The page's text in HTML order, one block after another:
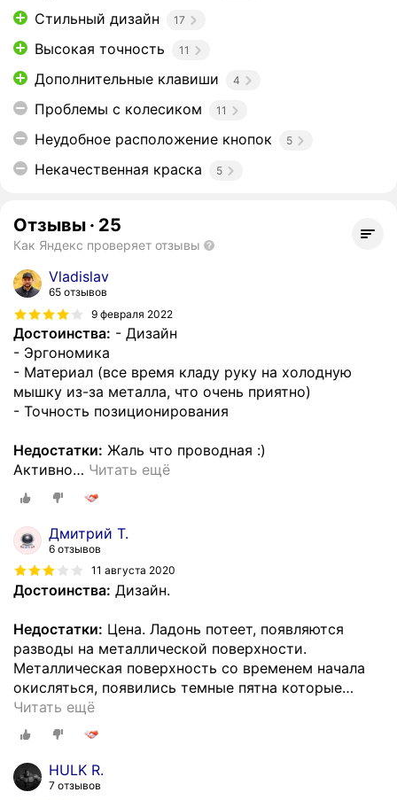
Стильный дизайн 17
Высокая точность 11
Дополнительные клавиши 4
Проблемы с колесиком 11
Неудобное расположение кнопок 5
Некачественная краска 5
Отзывы · 25
Как Яндекс проверяет отзывы
Vladislav
65 отзывов
9 февраля 2022
Достоинства: - Дизайн
- Эргономика
- Материал (все время кладу руку на холодную
мышку из-за металла, что очень приятно)
- Точность позиционирования
Недостатки: Жаль что проводная :)
Активно… Читать ещё
Дмитрий Т.
6 отзывов
11 августа 2020
Достоинства: Дизайн.
Недостатки: Цена. Ладонь потеет, появляются
разводы на металлической поверхности.
Металлическая поверхность со временем начала
окисляться, появились темные пятна которые…
Читать ещё
HULK R.
7 отзывов